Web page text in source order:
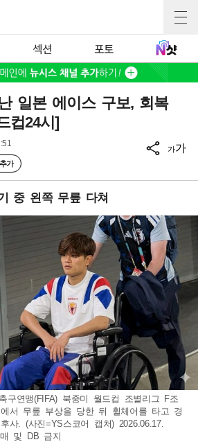
섹션 포토
일본 에이스 구보, 회복
컵24시]
가
가가
중 왼쪽 무릎 다쳐
구연맹(FIFA) 북중미 월드컵 조별리그 F조
서 무릎 부상을 당한 뒤 휠체어를 타고 경
사. (사진=YS스코어 캡처) 2026.06.17.
및 DB 금지